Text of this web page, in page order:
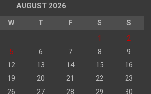
AUGUST 2026
W T F S
S
1
2
5 6 7 8
9
12 13 14 15
16
19 20 21 22
23
26 27 28 29 30